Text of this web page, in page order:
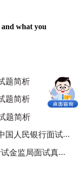
and what you
题简析
题简析
题简析
行面试真题（总行）
真题（财经岗位）